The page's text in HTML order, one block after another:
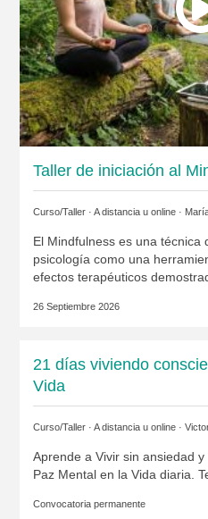
Taller de iniciación al
Curso/Taller · A distancia u online ·
El Mindfulness es una técnica
psicología como una
efectos terapéuticos
26 Septiembre 2026
21 días viviendo
Vida
Curso/Taller · A distancia u online ·
Aprende a Vivir sin ansiedad
Paz Mental en la Vida diaria.
Convocatoria permanente